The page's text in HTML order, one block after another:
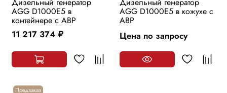
Дизельный генератор
AGG D1000E5 в
контейнере с АВР
11 217 374 руб.
Дизельный генератор
AGG D1000E5 в кожухе с
АВР
Цена по запросу
Предзаказ